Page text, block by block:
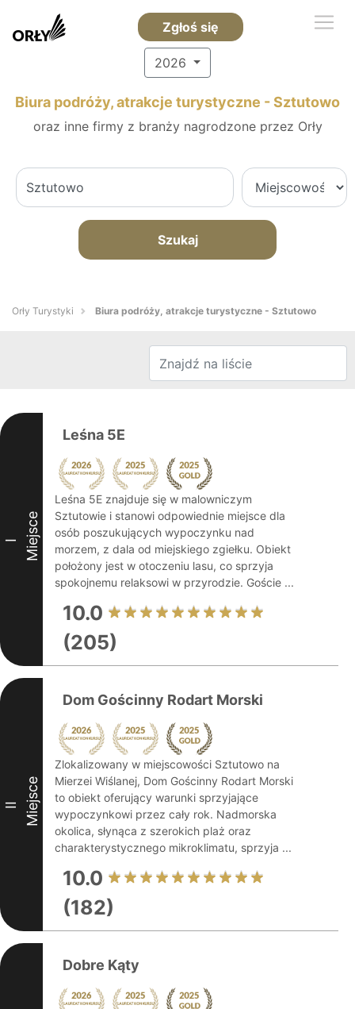
Zgłoś się
2026
Biura podróży, atrakcje turystyczne - Sztutowo
oraz inne firmy z branży nagrodzone przez Orły
Szukaj
Orły Turystyki Biura podróży, atrakcje turystyczne - Sztutowo
I Miejsce
Leśna 5E
Leśna 5E znajduje się w malowniczym
Sztutowie i stanowi odpowiednie miejsce dla
osób poszukujących wypoczynku nad
morzem, z dala od miejskiego zgiełku. Obiekt
położony jest w otoczeniu lasu, co sprzyja
spokojnemu relaksowi w przyrodzie. Goście ...
10.0
(205)
II Miejsce
Dom Gościnny Rodart Morski
Zlokalizowany w miejscowości Sztutowo na
Mierzei Wiślanej, Dom Gościnny Rodart Morski
to obiekt oferujący warunki sprzyjające
wypoczynkowi przez cały rok. Nadmorska
okolica, słynąca z szerokich plaż oraz
charakterystycznego mikroklimatu, sprzyja ...
10.0
(182)
Dobre Kąty